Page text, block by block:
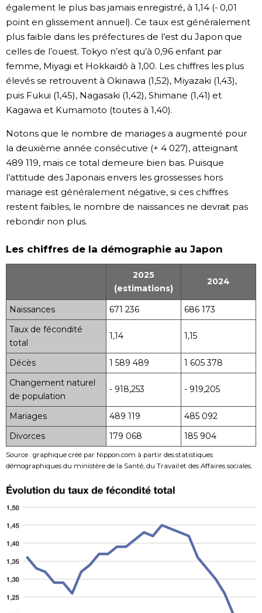
également le plus bas jamais enregistré, à 1,14 (- 0,01
point en glissement annuel). Ce taux est généralement
plus faible dans les préfectures de l’est du Japon que
celles de l’ouest. Tokyo n’est qu’à 0,96 enfant par
femme, Miyagi et Hokkaidô à 1,00. Les chiffres les plus
élevés se retrouvent à Okinawa (1,52), Miyazaki (1,43),
puis Fukui (1,45), Nagasaki (1,42), Shimane (1,41) et
Kagawa et Kumamoto (toutes à 1,40).
Notons que le nombre de mariages a augmenté pour
la deuxième année consécutive (+ 4 027), atteignant
489 119, mais ce total demeure bien bas. Puisque
l’attitude des Japonais envers les grossesses hors
mariage est généralement négative, si ces chiffres
restent faibles, le nombre de naissances ne devrait pas
rebondir non plus.
Les chiffres de la démographie au Japon
2025
(estimations)
2024
Naissances 671 236
686 173
Taux de fécondité
total
1,14 1,15
Décès 1 589 489
1 605 378
Changement naturel
de population
- 918,253 - 919,205
Mariages 489 119
485 092
Divorces
179 068 185 904
Source : graphique créé par Nippon.com à partir des statistiques
démographiques du ministère de la Santé, du Travail et des Affaires sociales.